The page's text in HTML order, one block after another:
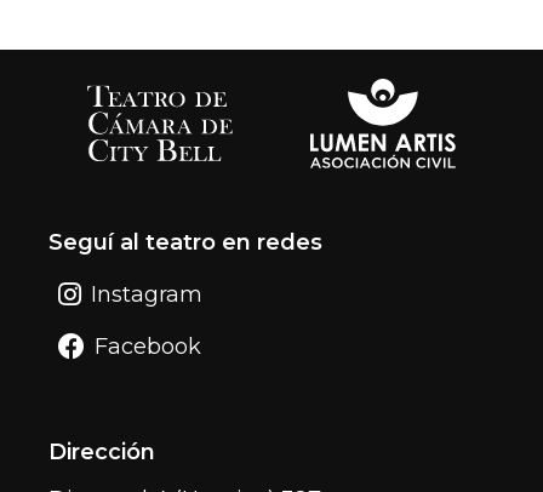
Seguí al teatro en redes
Instagram
Facebook
Dirección